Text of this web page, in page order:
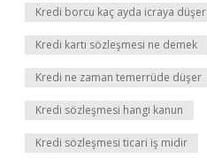
Kredi borcu kaç ayda icraya düşer
Kredi kartı sözleşmesi ne demek
Kredi ne zaman temerrüde düşer
Kredi sözleşmesi hangi kanun
Kredi sözleşmesi ticari iş midir